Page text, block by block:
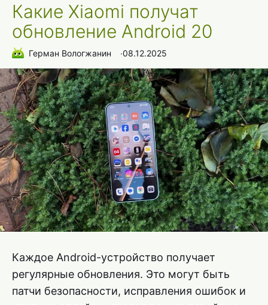
Какие Xiaomi получат
обновление Android 20
Герман Вологжанин ∙08.12.2025
Каждое Android-устройство получает
регулярные обновления. Это могут быть
патчи безопасности, исправления ошибок и